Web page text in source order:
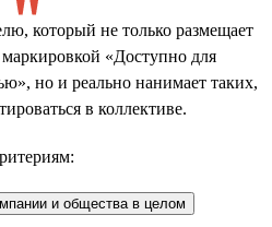
который не только размещает
«Доступно для
но и реально нанимает таких,
в коллективе.
и общества в целом